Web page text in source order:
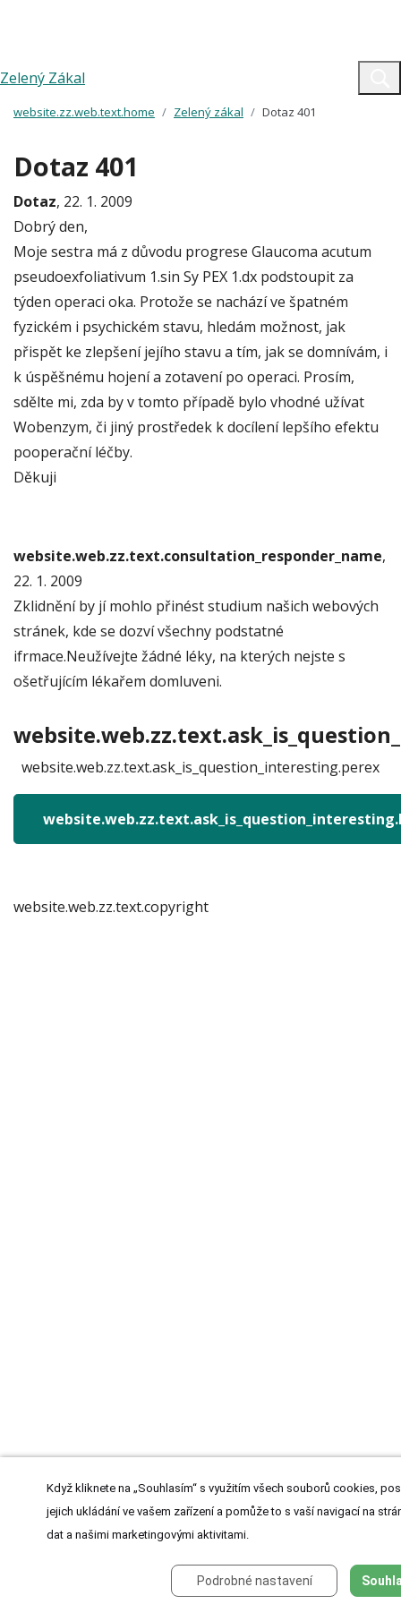
Zelený Zákal
website.zz.web.text.home Zelený zákal Dotaz 401
Dotaz 401
Dotaz, 22. 1. 2009
Dobrý den,
Moje sestra má z důvodu progrese Glaucoma acutum
pseudoexfoliativum 1.sin Sy PEX 1.dx podstoupit za
týden operaci oka. Protože se nachází ve špatném
fyzickém i psychickém stavu, hledám možnost, jak
přispět ke zlepšení jejího stavu a tím, jak se domnívám, i
k úspěšnému hojení a zotavení po operaci. Prosím,
sdělte mi, zda by v tomto případě bylo vhodné užívat
Wobenzym, či jiný prostředek k docílení lepšího efektu
pooperační léčby.
Děkuji
website.web.zz.text.consultation_responder_name,
22. 1. 2009
Zklidnění by jí mohlo přinést studium našich webových
stránek, kde se dozví všechny podstatné
ifrmace.Neužívejte žádné léky, na kterých nejste s
ošetřujícím lékařem domluveni.
website.web.zz.text.ask_is_question_interesting.perex
website.web.zz.text.copyright
Když kliknete na „Souhlasím“ s využitím všech souborů cookies,
jejich ukládání ve vašem zařízení a pomůže to s vaší navigací na
dat a našimi marketingovými aktivitami.
Podrobné nastavení